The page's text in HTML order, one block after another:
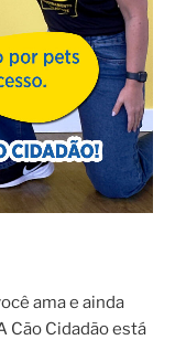
ama e ainda
Cão Cidadão está